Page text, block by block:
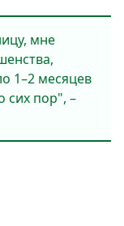
мне
1–2 месяцев
сих пор", –